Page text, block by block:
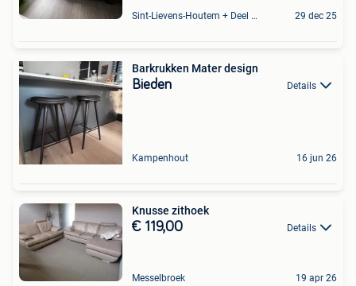
Sint-Lievens-Houtem + Deel Oombergen 29 dec 25
Barkrukken Mater design
Bieden Details
Kampenhout 16 jun 26
Knusse zithoek
€ 119,00 Details
Messelbroek 19 apr 26